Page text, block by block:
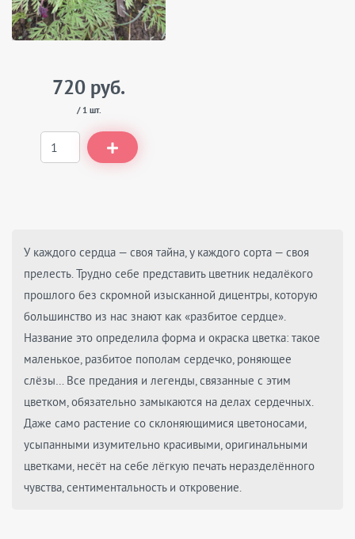
720 руб.
/ 1 шт.
У каждого сердца — своя тайна, у каждого сорта — своя
прелесть. Трудно себе представить цветник недалёкого
прошлого без скромной изысканной дицентры, которую
большинство из нас знают как «разбитое сердце».
Название это определила форма и окраска цветка: такое
маленькое, разбитое пополам сердечко, роняющее
слёзы… Все предания и легенды, связанные с этим
цветком, обязательно замыкаются на делах сердечных.
Даже само растение со склоняющимися цветоносами,
усыпанными изумительно красивыми, оригинальными
цветками, несёт на себе лёгкую печать неразделённого
чувства, сентиментальность и откровение.